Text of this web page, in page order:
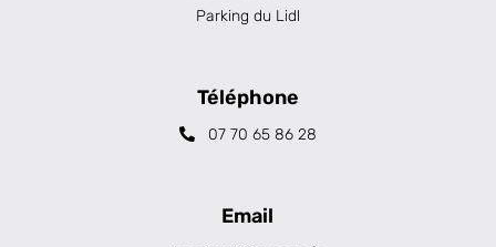
Parking du Lidl
Téléphone
07 70 65 86 28
Email